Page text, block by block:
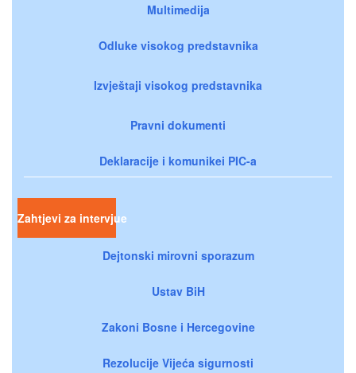
Multimedija
Odluke visokog predstavnika
Izvještaji visokog predstavnika
Pravni dokumenti
Deklaracije i komunikei PIC-a
Zahtjevi za intervjue
Dejtonski mirovni sporazum
Ustav BiH
Zakoni Bosne i Hercegovine
Rezolucije Vijeća sigurnosti